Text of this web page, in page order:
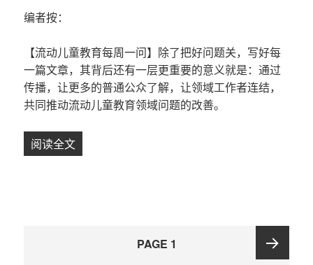
编者按：
【流动儿童教育每周一问】除了把好问题关，写好每
一篇文章，其背后还有一层更重要的意义就是：通过
传播，让更多的普通公众了解，让领域工作者连结，
共同推动流动儿童教育领域问题的改善。
阅读全文
PAGE 1